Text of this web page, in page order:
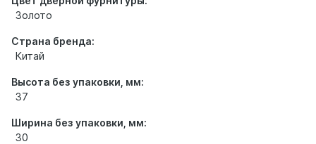
Золото
Страна бренда:
Китай
Высота без упаковки, мм:
37
Ширина без упаковки, мм:
30